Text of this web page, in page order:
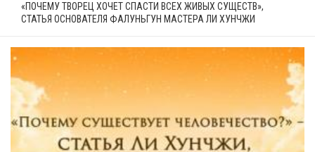
«ПОЧЕМУ ТВОРЕЦ ХОЧЕТ СПАСТИ ВСЕХ ЖИВЫХ СУЩЕСТВ»,
СТАТЬЯ ОСНОВАТЕЛЯ ФАЛУНЬГУН МАСТЕРА ЛИ ХУНЧЖИ